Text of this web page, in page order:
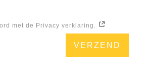
met de Privacy verklaring.
VERZEND